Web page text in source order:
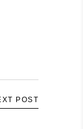
POST